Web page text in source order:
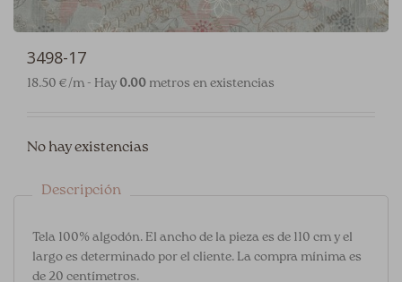
3498-17
18.50 €/m - Hay 0.00 metros en existencias
No hay existencias
Descripción
Tela 100% algodón. El ancho de la pieza es de 110 cm y el
largo es determinado por el cliente. La compra mínima es
de 20 centímetros.